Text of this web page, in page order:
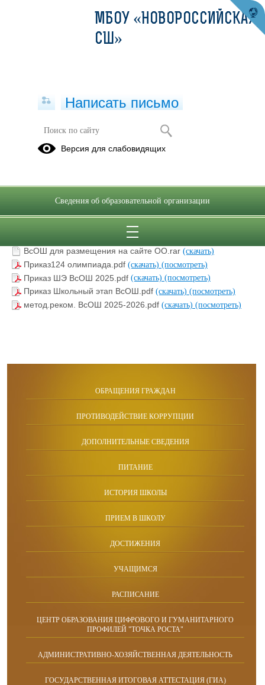
ШКОЛЬНЫЙ ЭТАП
Заявление совершеннолетнего обучающегося об участии
ВсОШ для размещения на сайте ОО.rar (скачать)
Приказ124 олимпиада.pdf (скачать) (посмотреть)
Приказ ШЭ ВсОШ 2025.pdf (скачать) (посмотреть)
Приказ Школьный этап ВсОШ.pdf (скачать) (посмотреть)
метод.реком. ВсОШ 2025-2026.pdf (скачать) (посмотреть)
ОБРАЩЕНИЯ ГРАЖДАН
ПРОТИВОДЕЙСТВИЕ КОРРУПЦИИ
ДОПОЛНИТЕЛЬНЫЕ СВЕДЕНИЯ
ПИТАНИЕ
ИСТОРИЯ ШКОЛЫ
ПРИЕМ В ШКОЛУ
ДОСТИЖЕНИЯ
УЧАЩИМСЯ
РАСПИСАНИЕ
ЦЕНТР ОБРАЗОВАНИЯ ЦИФРОВОГО И ГУМАНИТАРНОГО
ПРОФИЛЕЙ "ТОЧКА РОСТА"
АДМИНИСТРАТИВНО-ХОЗЯЙСТВЕННАЯ ДЕЯТЕЛЬНОСТЬ
ГОСУДАРСТВЕННАЯ ИТОГОВАЯ АТТЕСТАЦИЯ (ГИА)
МБОУ «НОВОРОССИЙСКАЯ
СШ»
Написать письмо
Версия для слабовидящих
Сведения об образовательной организации